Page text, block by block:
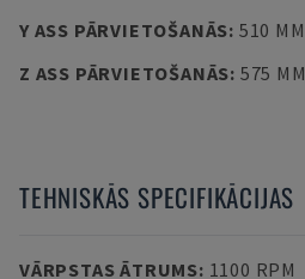
Y ASS PĀRVIETOŠANĀS: 510 MM
Z ASS PĀRVIETOŠANĀS: 575 MM
TEHNISKĀS SPECIFIKĀCIJAS
VĀRPSTAS ĀTRUMS: 1100 RPM